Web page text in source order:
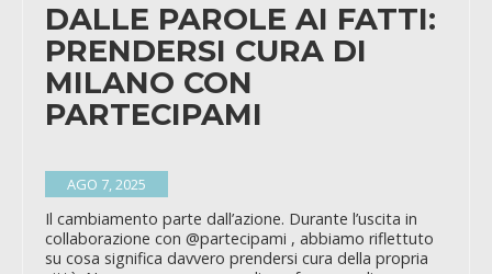
DALLE PAROLE AI FATTI:
PRENDERSI CURA DI
MILANO CON
PARTECIPAMI
AGO 7, 2025
Il cambiamento parte dall’azione. Durante l’uscita in
collaborazione con @partecipami , abbiamo riflettuto
su cosa significa davvero prendersi cura della propria